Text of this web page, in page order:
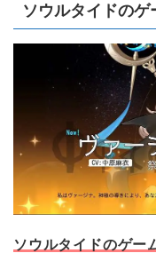
ソウルタイドのゲ
ソウルタイドのゲー